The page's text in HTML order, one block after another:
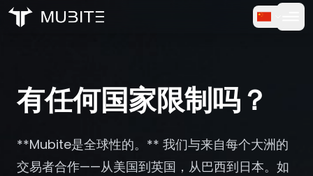
常见问题
用户评价
/
有任何国家限制吗？
有任何国家限制吗？
**Mubite是全球性的。** 我们与来自每个大洲的
交易者合作——从美国到英国，从巴西到日本。如